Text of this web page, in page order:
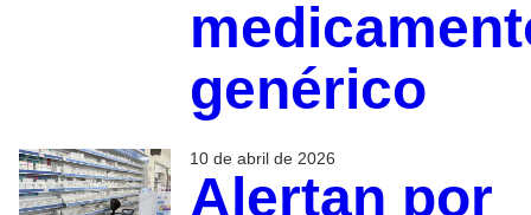
genérico
10 de abril de 2026
Alertan por